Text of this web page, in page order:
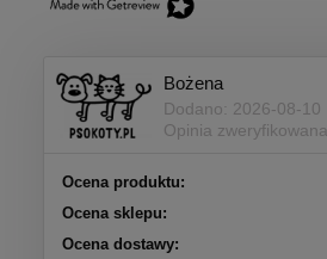
Bożena
Dodano: 2026-08-10
Opinia zweryfikowana
Ocena produktu:
Ocena sklepu:
Ocena dostawy: